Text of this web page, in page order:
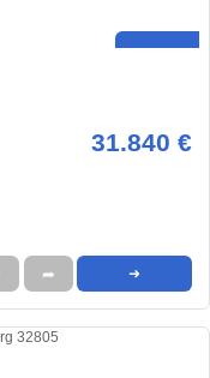
31.840 €
➦ ➜